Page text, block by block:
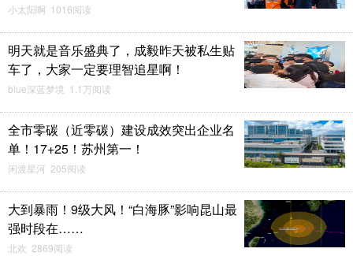
小太阳啊 1016阅读
明天就是音乐盛典了，成毅昨天被私生贴
车了，大家一定要理智追星啊！
blue深蓝梦境 1.1万阅读
全市零碳（近零碳）建设成效突出企业名
单！17+25！苏州第一！
闲渡星河 205阅读
大到暴雨！9级大风！“白海豚”影响昆山最
强时段在……
北欢 2869阅读